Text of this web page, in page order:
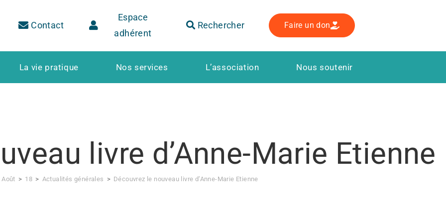
Contact
Espace
adhérent
Rechercher Faire un don
La vie pratique Nos services L’association Nous soutenir
livre d’Anne-Marie Etienne
Août > 18 > Actualités générales > Découvrez le nouveau livre d’Anne-Marie Etienne